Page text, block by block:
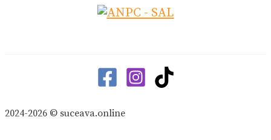
2024-2026 © suceava.online